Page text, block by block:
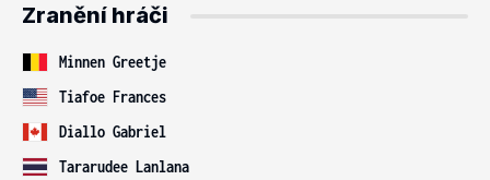
Zranění hráči
Minnen Greetje
Tiafoe Frances
Diallo Gabriel
Tararudee Lanlana